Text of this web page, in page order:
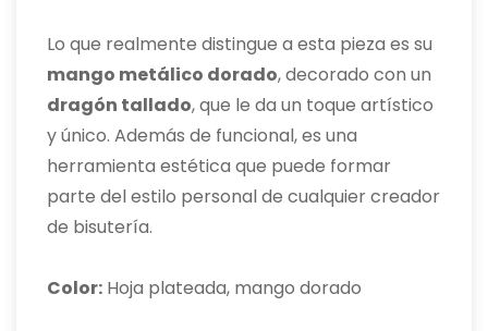
Lo que realmente distingue a esta pieza es su
mango metálico dorado, decorado con un
dragón tallado, que le da un toque artístico
y único. Además de funcional, es una
herramienta estética que puede formar
parte del estilo personal de cualquier creador
de bisutería.
Color: Hoja plateada, mango dorado